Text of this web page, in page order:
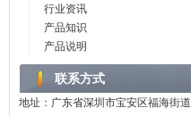
行业资讯
产品知识
产品说明
联系方式
地址：广东省深圳市宝安区福海街道